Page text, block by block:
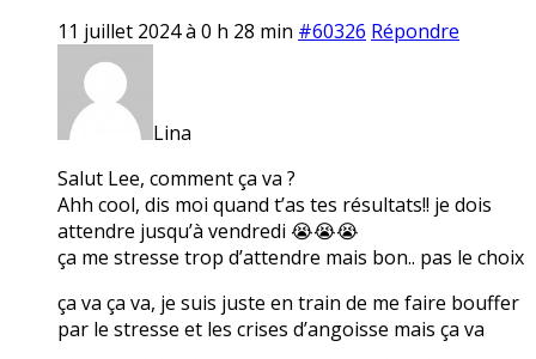
11 juillet 2024 à 0 h 28 min #60326 Répondre
Lina
Salut Lee, comment ça va ?
Ahh cool, dis moi quand t’as tes résultats!! je dois
attendre jusqu’à vendredi 😭😭😭
ça me stresse trop d’attendre mais bon.. pas le choix
ça va ça va, je suis juste en train de me faire bouffer
par le stresse et les crises d’angoisse mais ça va